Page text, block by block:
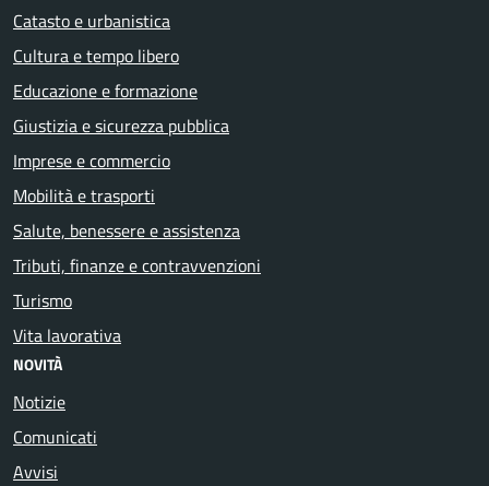
Catasto e urbanistica
Cultura e tempo libero
Educazione e formazione
Giustizia e sicurezza pubblica
Imprese e commercio
Mobilità e trasporti
Salute, benessere e assistenza
Tributi, finanze e contravvenzioni
Turismo
Vita lavorativa
NOVITÀ
Notizie
Comunicati
Avvisi